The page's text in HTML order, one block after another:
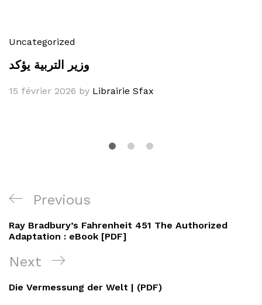
Uncategorized
وزير التربية يؤكد
15 février 2026 by Librairie Sfax
Navigation
de
l’article
Previous
Post
Previous
Ray Bradbury’s Fahrenheit 451 The Authorized
Adaptation : eBook [PDF]
Next
Post
Next
Die Vermessung der Welt | (PDF)